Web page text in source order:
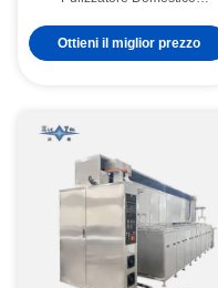
Bici Occhiera Orologio Profili
di barba
Ottieni il miglior prezzo